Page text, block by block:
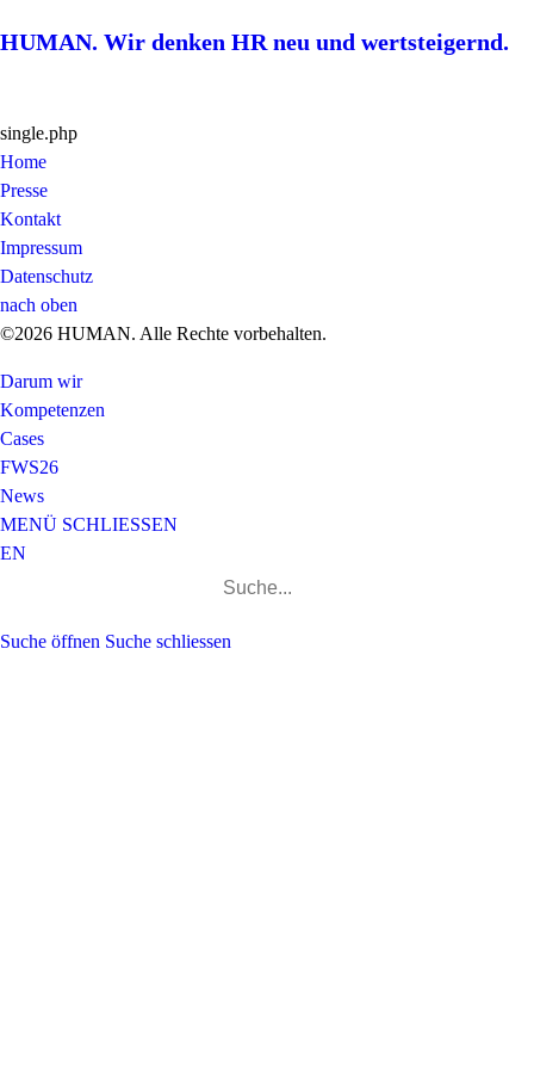
HUMAN. Wir denken HR neu und wertsteigernd.
single.php
Home
Presse
Kontakt
Impressum
Datenschutz
nach oben
©2026 HUMAN. Alle Rechte vorbehalten.
Darum wir
Kompetenzen
Cases
FWS26
News
MENÜ SCHLIESSEN
EN
Suche öffnen Suche schliessen